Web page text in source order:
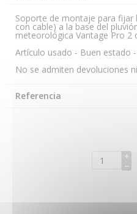
Soporte de montaje para fijar
con cable) a la base del
meteorológica Vantage Pro 2
Artículo usado - Buen estado
No se admiten devoluciones
Referencia